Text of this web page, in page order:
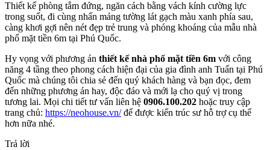
Thiết kế phòng tắm đứng, ngăn cách bằng vách kính cường lực
trong suốt, đi cùng nhấn mảng tường lát gạch màu xanh phía sau,
càng khơi gợi nên nét đẹp trẻ trung và phóng khoáng của mẫu nhà
phố mặt tiền 6m tại Phú Quốc.
Hy vọng với phương án thiết kế nhà phố mặt tiền 6m với công
năng 4 tầng theo phong cách hiện đại của gia đình anh Tuấn tại Phú
Quốc mà chúng tôi chia sẻ đến quý khách hàng và bạn đọc, đem
đến những phương án hay, độc đáo và mới lạ cho quý vị trong
tương lai. Mọi chi tiết tư vấn liên hệ 0906.100.202 hoặc truy cập
trang chủ: https://neohouse.vn/để được kiến trúc sư hỗ trợ cụ thể
hơn nữa nhé.
Trả lời